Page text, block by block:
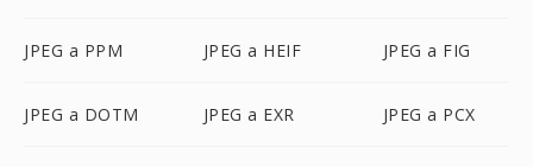
JPEG a PPM JPEG a HEIF JPEG a FIG
JPEG a DOTM JPEG a EXR JPEG a PCX